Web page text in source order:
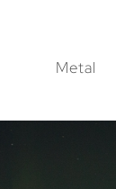
Metal